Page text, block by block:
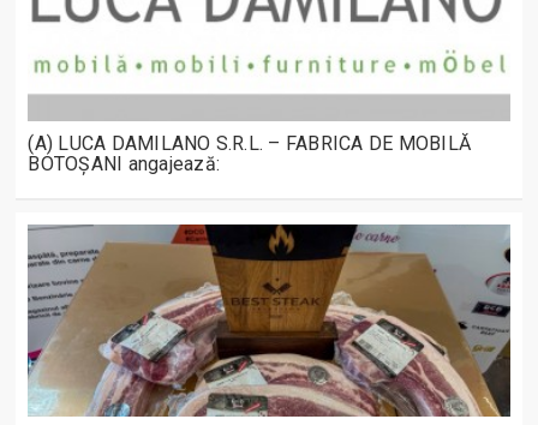
(A) LUCA DAMILANO S.R.L. – FABRICA DE MOBILĂ
BOTOȘANI angajează: